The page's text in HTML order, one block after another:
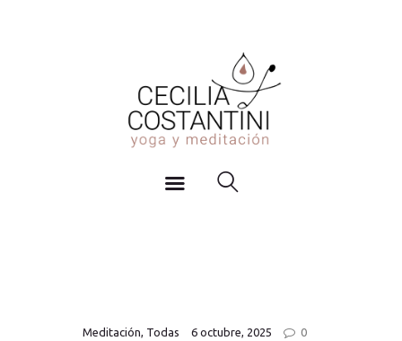
Meditación Todas 6 octubre, 2025
0
Cecilia Costantini
Agenda y Horarios
Sobre mi